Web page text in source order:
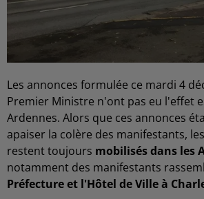
Les annonces formulée ce mardi 4
Premier Ministre n'ont pas eu l'effet
Ardennes. Alors que ces annonces
apaiser la colère des manifestants, les
restent toujours mobilisés dans les
notamment des manifestants
Préfecture et l'Hôtel de Ville à